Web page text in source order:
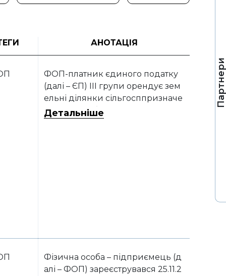
Партнери
АНОТАЦІЯ
ФОП-платник єдиного податку
(далі – ЄП) III групи орендує зем
ельні ділянки сільгосппризначе
ння у фізосіб та сплачує мінімаль
Детальніше
Фізична особа – підприємець (д
алі – ФОП) зареєструвався 25.11.2